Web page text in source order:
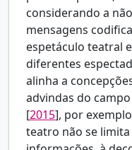
considerando a
mensagens
espetáculo teatral
diferentes
alinha a
advindas do
[2015], por
teatro não se